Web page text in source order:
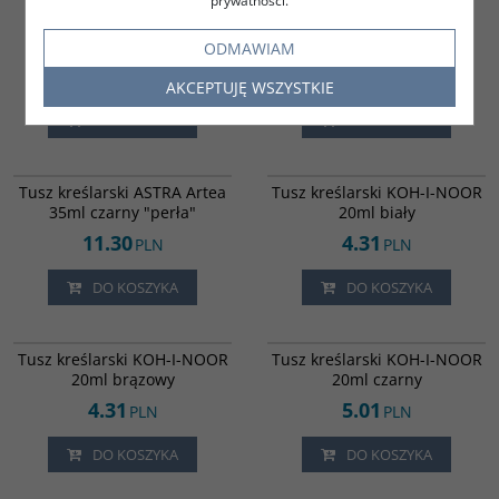
niezmywalne standard
16.20
zmywalne standard
16.20
Tusz kreślarski ASTRA Artea
35ml czarny "perła"
11.30PLN
DO KOSZYKA
Tusz kreślarski KOH-I-NOOR
20ml biały
4.31 PLN
DO KOSZYKA
Tusz kreślarski KOH-I-NOOR
20ml brązowy
4.31 PLN
DO KOSZYKA
Tusz kreślarski KOH-I-NOOR
20ml czarny
5.01 PLN
DO KOSZYKA
ODMAWIAM
AKCEPTUJĘ WSZYSTKIE